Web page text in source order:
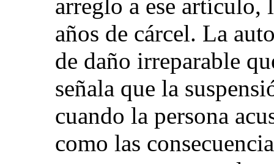
arreglo a ese artículo,
años de cárcel. La
de daño irreparable
señala que la
cuando la persona
como las